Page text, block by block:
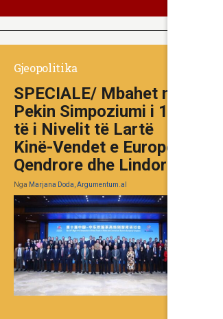
Gjeopolitika
SPECIALE/ Mbahet në
Pekin Simpoziumi i 10-
të i Nivelit të Lartë
Kinë-Vendet e Europës
Qendrore dhe Lindore
Nga Marjana Doda, Argumentum.al